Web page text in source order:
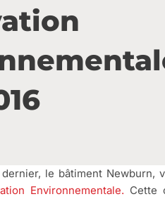
le bâtiment Newburn,
Environnementale. Cette